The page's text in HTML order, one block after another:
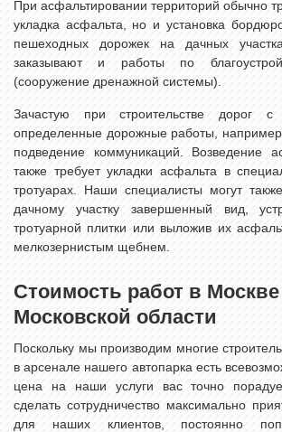
При асфальтировании территорий обычно
укладка асфальта, но и установка
пешеходных дорожек на дачных
заказывают и работы по
(сооружение дренажной системы).
Зачастую при строительстве дорог с
определенные дорожные работы,
подведение коммуникаций. Возведение
также требует укладки асфальта в
тротуарах. Наши специалисты могут
дачному участку завершенный вид,
тротуарной плитки или выложив их
мелкозернистым щебнем.
Стоимость работ в
Московской области
Поскольку мы производим многие
в арсенале нашего автопарка есть
цена на наши услуги вас точно
сделать сотрудничество максимально
для наших клиентов, постоянно